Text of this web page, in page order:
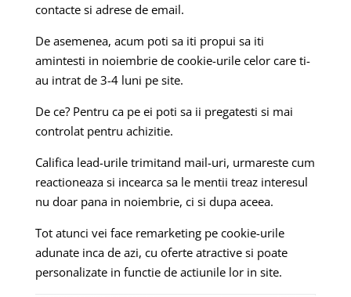
contacte si adrese de email.
De asemenea, acum poti sa iti propui sa iti
amintesti in noiembrie de cookie-urile celor care ti-
au intrat de 3-4 luni pe site.
De ce? Pentru ca pe ei poti sa ii pregatesti si mai
controlat pentru achizitie.
Califica lead-urile trimitand mail-uri, urmareste cum
reactioneaza si incearca sa le mentii treaz interesul
nu doar pana in noiembrie, ci si dupa aceea.
Tot atunci vei face remarketing pe cookie-urile
adunate inca de azi, cu oferte atractive si poate
personalizate in functie de actiunile lor in site.